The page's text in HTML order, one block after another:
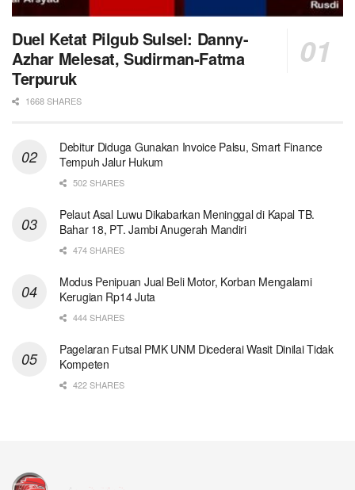
Duel Ketat Pilgub Sulsel: Danny-
Azhar Melesat, Sudirman-Fatma
Terpuruk
1668 SHARES
Debitur Diduga Gunakan Invoice Palsu, Smart Finance
Tempuh Jalur Hukum
502 SHARES
Pelaut Asal Luwu Dikabarkan Meninggal di Kapal TB.
Bahar 18, PT. Jambi Anugerah Mandiri
474 SHARES
Modus Penipuan Jual Beli Motor, Korban Mengalami
Kerugian Rp14 Juta
444 SHARES
Pagelaran Futsal PMK UNM Dicederai Wasit Dinilai Tidak
Kompeten
422 SHARES